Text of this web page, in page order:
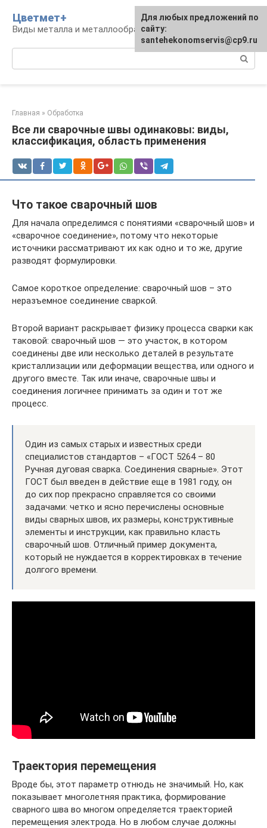
контенту
Цветмет+
Виды металла и металлообработка
Главная » Обработка
Все ли сварочные швы одинаковы: виды,
классификация, область применения
Что такое сварочный шов
Для начала определимся с понятиями «сварочный шов» и
«сварочное соединение», потому что некоторые
источники рассматривают их как одно и то же, другие
разводят формулировки.
Самое короткое определение: сварочный шов – это
неразъемное соединение сваркой.
Второй вариант раскрывает физику процесса сварки как
таковой: сварочный шов — это участок, в котором
соединены две или несколько деталей в результате
кристаллизации или деформации вещества, или одного и
другого вместе. Так или иначе, сварочные швы и
соединения логичнее принимать за один и тот же
процесс.
Один из самых старых и известных среди
специалистов стандартов – «ГОСТ 5264 – 80
Ручная дуговая сварка. Соединения сварные». Этот
ГОСТ был введен в действие еще в 1981 году, он
до сих пор прекрасно справляется со своими
задачами: четко и ясно перечислены основные
виды сварных швов, их размеры, конструктивные
элементы и инструкции, как правильно класть
сварочный шов. Отличный пример документа,
который не нуждается в корректировках в течение
долгого времени.
Траектория перемещения
Вроде бы, этот параметр отнюдь не значимый. Но, как
показывает многолетняя практика, формирование
сварного шва во многом определяется траекторией
перемещения электрода. Но в любом случае должны
Для любых предложений по
сайту:
santehekonomservis@cp9.ru